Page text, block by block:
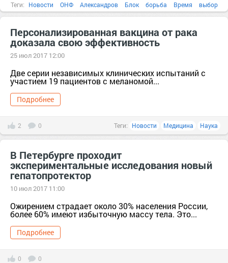
Теги: Новости ОНФ Александров Блок борьба Время выбор
Персонализированная вакцина от рака
доказала свою эффективность
25 июл 2017 12:00
Две серии независимых клинических испытаний с
участием 19 пациентов с меланомой...
Подробнее
2 0 Теги: Новости Медицина Наука
В Петербурге проходит
экспериментальные исследования новый
гепатопротектор
10 июл 2017 11:00
Ожирением страдает около 30% населения России,
более 60% имеют избыточную массу тела. Это...
Подробнее
0 0